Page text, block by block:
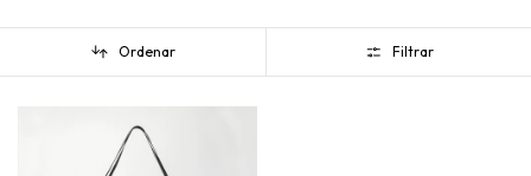
Ordenar Filtrar